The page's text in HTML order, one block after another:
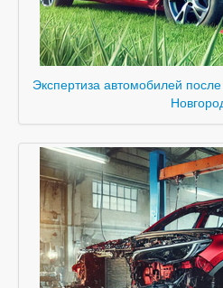
Экспертиза автомобилей